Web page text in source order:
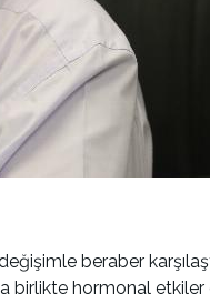
beraber
hormonal